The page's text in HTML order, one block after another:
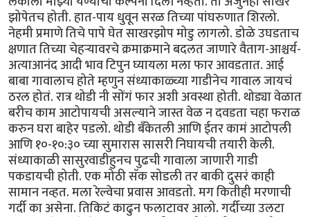
झोपेतच होती. हात-पाय धुवून सरळ तिच्या पांघरुणात शिरलो.
नेहमी प्रमाणे तिचे पापे घेत साखरझोप मोडु लागलो. डोळे उघडताच
क्षणात तिच्या चेहर्‍यावरचे क्रमाक्रमाने बदलत जाणारे वैताग-आश्चर्य-
अत्याआनंद आदी भाव टिपुन घ्यायला मला फार आवडतात. आई
बाबा गावालाच होते म्हणुन संध्याकाळ्च्या गाडीनेच गावाल जायचं
ठरल होतं. रात्र थोडी नी सोंगं फार अशी अवस्था होती. थोड्या वेळात
बरीच काम आटोपायची असल्याने जास्त वेळ न दवडता चहा फराळ
करुन घरा बाहेर पडलो. थोडी बँकेतली आणि ईतर कामं आटोपली
आणि १०-१०:३० च्या सुमारास सासरी निघायची तयारी केली.
संध्याकाळी सासुरवाडीहुनच पुढची गावाला जाणारी गाडी
पकडायची होती. एक मोठी सॅक सोडली तर बाकी दुसरं काही
सामान नव्हत. मला रेल्वेचा प्रवास आवडतो. मग कितीही मरणाची
गर्दी का असेना. तिकिटं काढुन फलाटावर आलो. गर्दीच्या उलटा